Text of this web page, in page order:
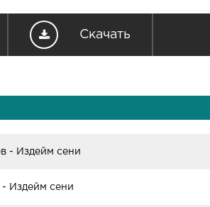
Скачать
- Издейм сени
Издейм сени